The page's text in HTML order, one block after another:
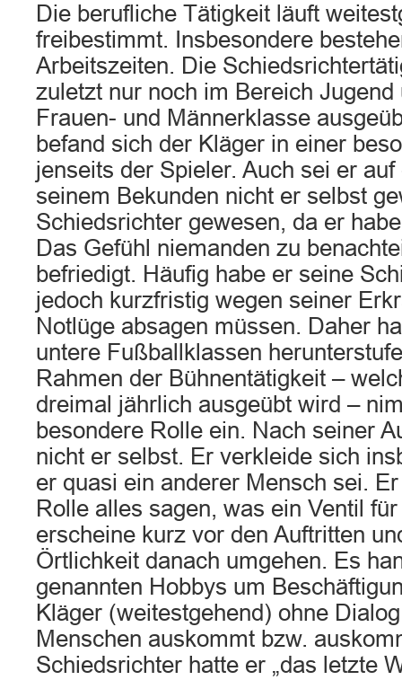
Die berufliche Tätigkeit läuft
freibestimmt. Insbesondere
Arbeitszeiten. Die
zuletzt nur noch im Bereich Jugend
Frauen- und Männerklasse
befand sich der Kläger in einer
jenseits der Spieler. Auch sei er
seinem Bekunden nicht er selbst
Schiedsrichter gewesen, da er
Das Gefühl niemanden zu
befriedigt. Häufig habe er seine
jedoch kurzfristig wegen seiner
Notlüge absagen müssen. Daher
untere Fußballklassen
Rahmen der Bühnentätigkeit –
dreimal jährlich ausgeübt wird –
besondere Rolle ein. Nach seiner
nicht er selbst. Er verkleide sich
er quasi ein anderer Mensch sei.
Rolle alles sagen, was ein Ventil
erscheine kurz vor den Auftritten
Örtlichkeit danach umgehen. Es
genannten Hobbys um
Kläger (weitestgehend) ohne
Menschen auskommt bzw.
Schiedsrichter hatte er „das letzte